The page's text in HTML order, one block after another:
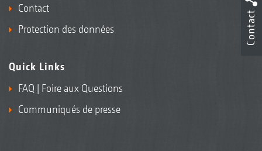
Contact
Protection des données
Quick Links
FAQ | Foire aux Questions
Communiqués de presse
Contact